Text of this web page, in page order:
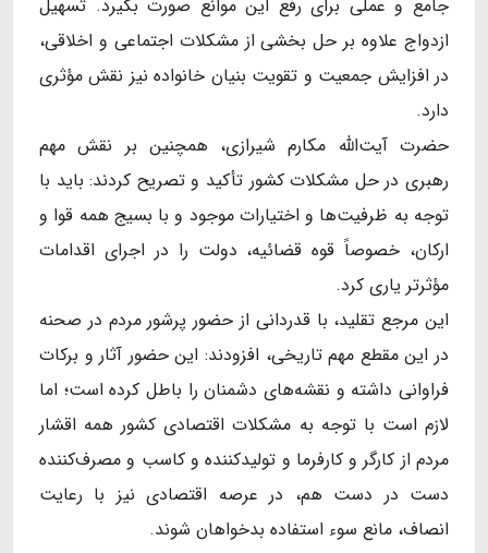
جامع و عملی برای رفع این موانع صورت بگیرد. تسهیل
ازدواج علاوه بر حل بخشی از مشکلات اجتماعی و اخلاقی،
در افزایش جمعیت و تقویت بنیان خانواده نیز نقش مؤثری
دارد.
حضرت آیت‌اللّه مکارم شیرازی، همچنین بر نقش مهم
رهبری در حل مشکلات کشور تأکید و تصریح کردند: باید با
توجه به ظرفیت‌ها و اختیارات موجود و با بسیج همه قوا و
ارکان، خصوصاً قوه قضائیه، دولت را در اجرای اقدامات
مؤثرتر یاری کرد.
این مرجع تقلید، با قدردانی از حضور پرشور مردم در صحنه
در این مقطع مهم تاریخی، افزودند: این حضور آثار و برکات
فراوانی داشته و نقشه‌های دشمنان را باطل کرده است؛ اما
لازم است با توجه به مشکلات اقتصادی کشور همه اقشار
مردم از کارگر و کارفرما و تولید‌کننده و کاسب و مصرف‌کننده
دست در دست هم، در عرصه اقتصادی نیز با رعایت
انصاف، مانع سوء استفاده بدخواهان شوند.